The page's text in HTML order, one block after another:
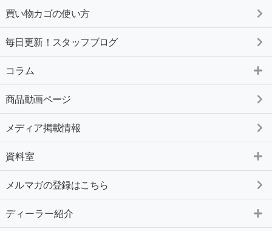
買い物カゴの使い方
毎日更新！スタッフブログ
コラム
商品動画ページ
メディア掲載情報
資料室
メルマガの登録はこちら
ディーラー紹介